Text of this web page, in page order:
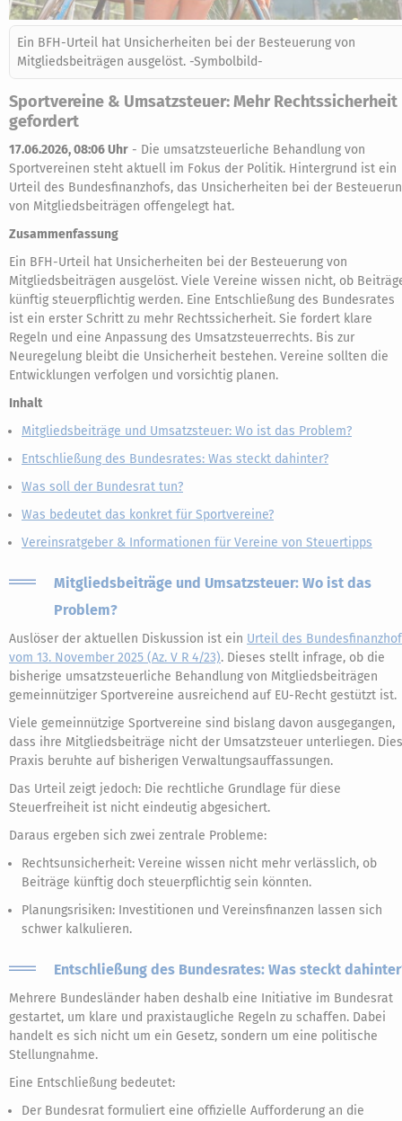
Ein BFH-Urteil hat Unsicherheiten bei der Besteuerung von
Mitgliedsbeiträgen ausgelöst. -Symbolbild-
Sportvereine & Umsatzsteuer: Mehr Rechtssicherheit
gefordert
17.06.2026, 08:06 Uhr - Die umsatzsteuerliche Behandlung von
Sportvereinen steht aktuell im Fokus der Politik. Hintergrund ist ein
Urteil des Bundesfinanzhofs, das Unsicherheiten bei der
von Mitgliedsbeiträgen offengelegt hat.
Zusammenfassung
Ein BFH-Urteil hat Unsicherheiten bei der Besteuerung von
Mitgliedsbeiträgen ausgelöst. Viele Vereine wissen nicht, ob
künftig steuerpflichtig werden. Eine Entschließung des Bundesrates
ist ein erster Schritt zu mehr Rechtssicherheit. Sie fordert klare
Regeln und eine Anpassung des Umsatzsteuerrechts. Bis zur
Neuregelung bleibt die Unsicherheit bestehen. Vereine sollten die
Entwicklungen verfolgen und vorsichtig planen.
Inhalt
Mitgliedsbeiträge und Umsatzsteuer: Wo ist das Problem?
Entschließung des Bundesrates: Was steckt dahinter?
Was soll der Bundesrat tun?
Was bedeutet das konkret für Sportvereine?
Vereinsratgeber & Informationen für Vereine von Steuertipps
Mitgliedsbeiträge und Umsatzsteuer: Wo ist das
Problem?
Auslöser der aktuellen Diskussion ist ein Urteil des
vom 13. November 2025 (Az. V R 4/23). Dieses stellt infrage, ob die
bisherige umsatzsteuerliche Behandlung von Mitgliedsbeiträgen
gemeinnütziger Sportvereine ausreichend auf EU-Recht gestützt ist.
Viele gemeinnützige Sportvereine sind bislang davon ausgegangen,
dass ihre Mitgliedsbeiträge nicht der Umsatzsteuer unterliegen.
Praxis beruhte auf bisherigen Verwaltungsauffassungen.
Das Urteil zeigt jedoch: Die rechtliche Grundlage für diese
Steuerfreiheit ist nicht eindeutig abgesichert.
Daraus ergeben sich zwei zentrale Probleme:
Rechtsunsicherheit: Vereine wissen nicht mehr verlässlich, ob
Beiträge künftig doch steuerpflichtig sein könnten.
Planungsrisiken: Investitionen und Vereinsfinanzen lassen sich
schwer kalkulieren.
Entschließung des Bundesrates: Was steckt
Mehrere Bundesländer haben deshalb eine Initiative im Bundesrat
gestartet, um klare und praxistaugliche Regeln zu schaffen. Dabei
handelt es sich nicht um ein Gesetz, sondern um eine politische
Stellungnahme.
Eine Entschließung bedeutet:
Der Bundesrat formuliert eine offizielle Aufforderung an die